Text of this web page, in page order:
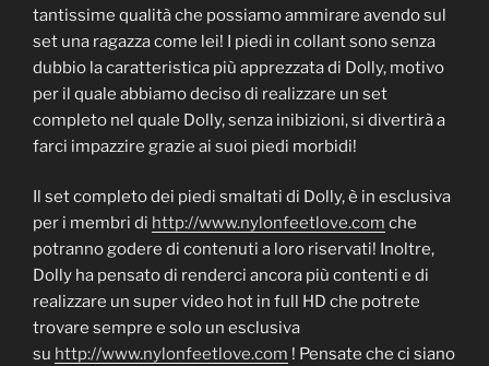
tantissime qualità che possiamo ammirare avendo sul
set una ragazza come lei! I piedi in collant sono senza
dubbio la caratteristica più apprezzata di Dolly, motivo
per il quale abbiamo deciso di realizzare un set
completo nel quale Dolly, senza inibizioni, si divertirà a
farci impazzire grazie ai suoi piedi morbidi!
Il set completo dei piedi smaltati di Dolly, è in esclusiva
per i membri di http://www.nylonfeetlove.com che
potranno godere di contenuti a loro riservati! Inoltre,
Dolly ha pensato di renderci ancora più contenti e di
realizzare un super video hot in full HD che potrete
trovare sempre e solo un esclusiva
su http://www.nylonfeetlove.com ! Pensate che ci siano